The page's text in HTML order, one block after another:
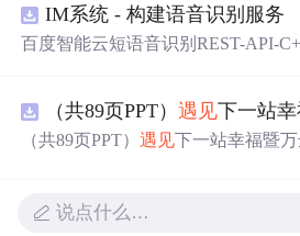
架构，集成电压外环与电流内环双
光照强度波动、负载突变等动态工
定。在Simulink环境中搭建全系统仿
在无外部电网支撑下的自主运行能力
合人群：具备电力电子、自动控制
的电气工程及相关专业研究生、科
的建模与仿真分析；②指导实际工
IM系统 - 构建语音识别服务
百度智能云短语音识别REST-API-
（共89页PPT）遇见下一站幸福暨万达公园
（共89页PPT）遇见 下一站幸福暨
说点什么…